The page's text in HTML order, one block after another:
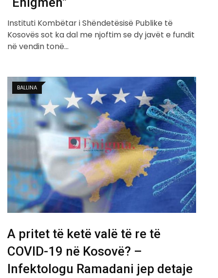
Instituti Kombëtar i Shëndetësisë Publike të
Kosovës sot ka dal me njoftim se dy javët e fundit
në vendin tonë…
BALLINA
A pritet të ketë valë të re të
COVID-19 në Kosovë? –
Infektologu Ramadani jep detaje